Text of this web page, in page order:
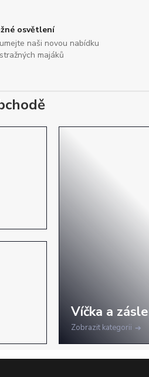
osvětlení
naši novou nabídku
majáků
Zobrazit kategorii